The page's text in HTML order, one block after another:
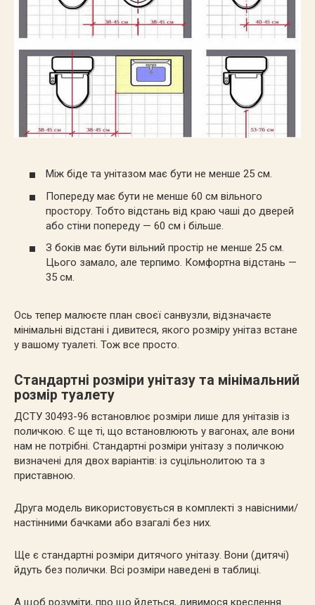
Між біде та унітазом має бути не менше 25 см.
Попереду має бути не менше 60 см вільного
простору. Тобто відстань від краю чаші до дверей
або стіни попереду — 60 см і більше.
З боків має бути вільний простір не менше 25 см.
Цього замало, але терпимо. Комфортна відстань —
35 см.
Ось тепер малюєте план своєї санвузли, відзначаєте
мінімальні відстані і дивитеся, якого розміру унітаз встане
у вашому туалеті. Тож все просто.
Стандартні розміри унітазу та мінімальний
розмір туалету
ДСТУ 30493-96 встановлює розміри лише для унітазів із
поличкою. Є ще ті, що встановлюють у вагонах, але вони
нам не потрібні. Стандартні розміри унітазу з поличкою
визначені для двох варіантів: із суцільнолитою та з
приставною.
Друга модель використовується в комплекті з навісними/
настінними бачками або взагалі без них.
Ще є стандартні розміри дитячого унітазу. Вони (дитячі)
йдуть без полички. Всі розміри наведені в таблиці.
А щоб розуміти, про що йдеться, дивимося креслення.